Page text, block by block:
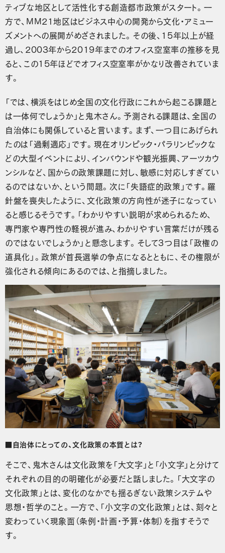
ティブな地区として活性化する創造都市政策がスタート。一
方で、MM21地区はビジネス中心の開発から文化・アミュー
ズメントへの展開がめざされました。その後、15年以上が経
過し、2003年から2019年までのオフィス空室率の推移を見
ると、この15年ほどでオフィス空室率がかなり改善されていま
す。
「では、横浜をはじめ全国の文化行政にこれから起こる課題と
は一体何でしょうか」と鬼木さん。予測される課題は、全国の
自治体にも関係していると言います。まず、一つ目にあげられ
たのは「過剰適応」です。現在オリンピック・パラリンピックな
どの大型イベントにより、インバウンドや観光振興、アーツカウ
ンシルなど、国からの政策課題に対し、敏感に対応しすぎてい
るのではないか、という問題。次に「失語症的政策」です。羅
針盤を喪失したように、文化政策の方向性が迷子になってい
ると感じるそうです。「わかりやすい説明が求められるため、
専門家や専門性の軽視が進み、わかりやすい言葉だけが残る
のではないでしょうか」と懸念します。そして3つ目は「政権の
道具化」。政策が首長選挙の争点になるとともに、その権限が
強化される傾向にあるのでは、と指摘しました。
■自治体にとっての、文化政策の本質とは？
そこで、鬼木さんは文化政策を「大文字」と「小文字」と分けて
それぞれの目的の明確化が必要だと話しました。「大文字の
文化政策」とは、変化のなかでも揺るぎない政策システムや
思想・哲学のこと。一方で、「小文字の文化政策」とは、刻々と
変わっていく現象面（条例・計画・予算・体制）を指すそうで
す。